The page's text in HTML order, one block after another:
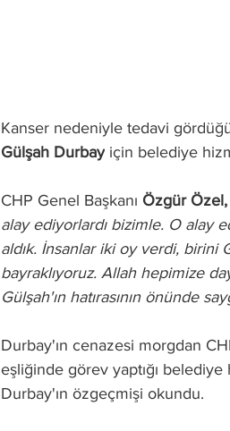
Kanser nedeniyle tedavi
Gülşah Durbay için belediye
CHP Genel Başkanı Özgür Özel,
alay ediyorlardı bizimle. O alay
aldık. İnsanlar iki oy verdi, birini
bayraklıyoruz. Allah hepimize
Gülşah'ın hatırasının önünde
Durbay'ın cenazesi morgdan
eşliğinde görev yaptığı
Durbay'ın özgeçmişi okundu.